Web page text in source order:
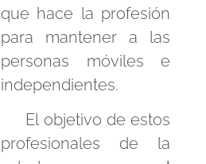
que hace la profesión
para mantener a las
personas móviles e
independientes.
El objetivo de estos
profesionales de la